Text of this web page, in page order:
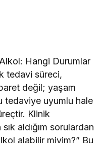
Hangi Durumlar
tedavi süreci,
değil; yaşam
tedaviye uyumlu hale
Klinik
aldığım sorulardan
alabilir miyim?” Bu